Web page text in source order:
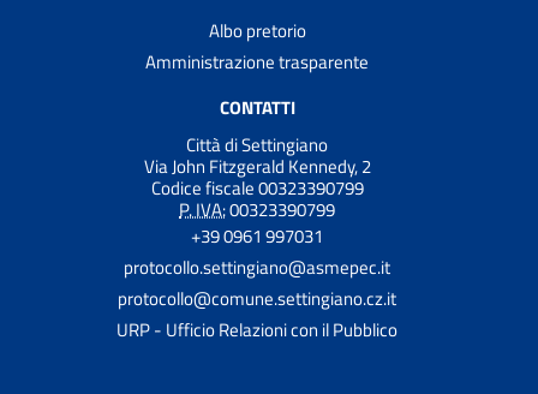
Albo pretorio
Amministrazione trasparente
CONTATTI
Città di Settingiano
Via John Fitzgerald Kennedy, 2
Codice fiscale 00323390799
P. IVA:00323390799
+39 0961 997031
protocollo.settingiano@asmepec.it
protocollo@comune.settingiano.cz.it
URP - Ufficio Relazioni con il Pubblico